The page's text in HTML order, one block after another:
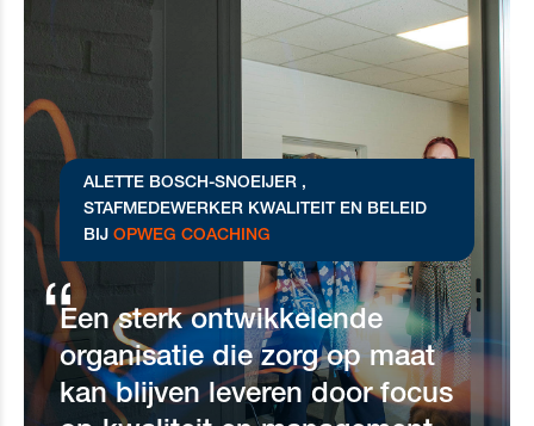
ALETTE BOSCH-SNOEIJER ,
STAFMEDEWERKER KWALITEIT EN BELEID
BIJ OPWEG COACHING
Een sterk ontwikkelende
organisatie die zorg op maat
kan blijven leveren door focus